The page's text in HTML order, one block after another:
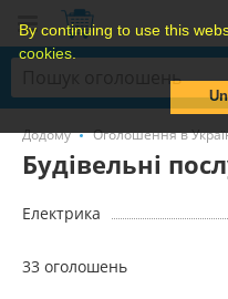
By continuing to use this
cookies.
Додому Оголошення в
Будівельні
Електрика
33 оголошень